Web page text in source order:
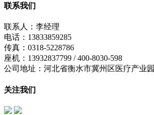
联系我们
联系人：李经理
电话：13833859285
传真：0318-5228786
座机：13932837799 / 400-8030-598
公司地址：河北省衡水市冀州区医疗产业园
关注我们